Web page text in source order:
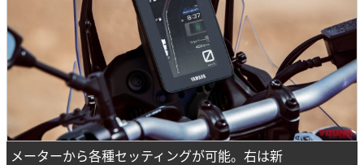
メーターから各種セッティングが可能。右は新